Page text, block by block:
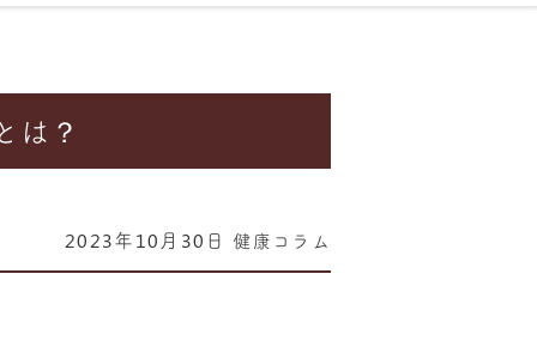
は？
2023年10月30日 健康コラム